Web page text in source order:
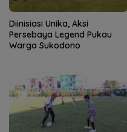
Diinisiasi Unika, Aksi
Persebaya Legend Pukau
Warga Sukodono